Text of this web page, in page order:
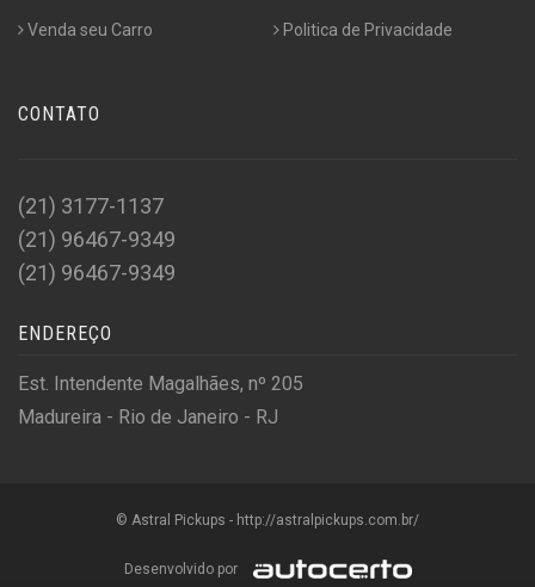
Venda seu Carro Politica de Privacidade
CONTATO
(21) 3177-1137
(21) 96467-9349
(21) 96467-9349
ENDEREÇO
Est. Intendente Magalhães, nº 205
Madureira - Rio de Janeiro - RJ
© Astral Pickups - http://astralpickups.com.br/
Desenvolvido por